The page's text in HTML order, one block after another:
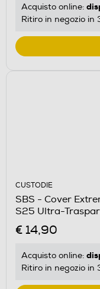
Acquisto online:
Ritiro in negozio in
CUSTODIE
SBS - Cover
S25 Ultra-
€ 14,90
Acquisto online:
Ritiro in negozio in